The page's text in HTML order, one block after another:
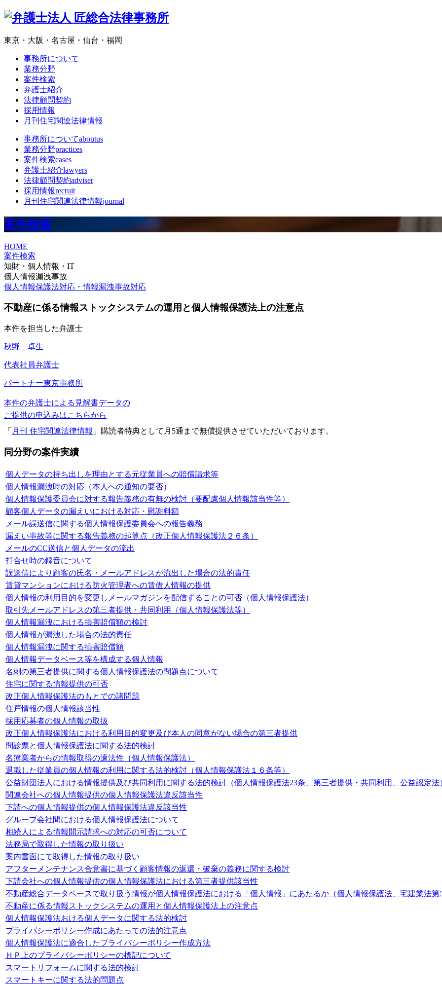
東京・大阪・名古屋・仙台・福岡
事務所について
業務分野
案件検索
弁護士紹介
法律顧問契約
採用情報
月刊住宅関連法律情報
事務所についてaboutus
業務分野practices
案件検索cases
弁護士紹介lawyers
法律顧問契約adviser
採用情報recruit
月刊住宅関連法律情報journal
案件検索
HOME
案件検索
知財・個人情報・IT
個人情報漏洩事故
個人情報保護法対応・情報漏洩事故対応
不動産に係る情報ストックシステムの運用と個人情報保護法上の注意点
本件を担当した弁護士
秋野 卓生
代表社員弁護士
パートナー東京事務所
本件の弁護士による見解書データの
ご提供の申込みはこちらから
「 月刊 住宅関連法律情報 」購読者特典として月5通まで無償提供させていただいております。
同分野の案件実績
個人データの持ち出しを理由とする元従業員への賠償請求等
個人情報漏洩時の対応（本人への通知の要否）
個人情報保護委員会に対する報告義務の有無の検討（要配慮個人情報該当性等）
顧客個人データの漏えいにおける対応・慰謝料額
メール誤送信に関する個人情報保護委員会への報告義務
漏えい事故等に関する報告義務の起算点（改正個人情報保護法２６条）
メールのCC送信と個人データの流出
打合せ時の録音について
誤送信により顧客の氏名・メールアドレスが流出した場合の法的責任
賃貸マンションにおける防火管理者への賃借人情報の提供
個人情報の利用目的を変更しメールマガジンを配信することの可否（個人情報保護法）
取引先メールアドレスの第三者提供・共同利用（個人情報保護法等）
個人情報漏洩における損害賠償額の検討
個人情報が漏洩した場合の法的責任
個人情報漏洩に関する損害賠償額
個人情報データベース等を構成する個人情報
名刺の第三者提供に関する個人情報保護法の問題点について
住宅に関する情報提供の可否
改正個人情報保護法のもとでの諸問題
住戸情報の個人情報該当性
採用応募者の個人情報の取扱
改正個人情報保護法における利用目的変更及び本人の同意がない場合の第三者提供
問診票と個人情報保護法に関する法的検討
名簿業者からの情報取得の適法性（個人情報保護法）
退職した従業員の個人情報の利用に関する法的検討（個人情報保護法１６条等）
公益財団法人における情報提供及び共同利用に関する法的検討（個人情報保護法23条、第三者提供・共同利用、公益認定法
関連会社への個人情報提供の個人情報保護法違反該当性
下請への個人情報提供の個人情報保護法違反該当性
グループ会社間における個人情報保護法について
相続人による情報開示請求への対応の可否について
法務局で取得した情報の取り扱い
案内書面にて取得した情報の取り扱い
アフターメンテナンス合意書に基づく顧客情報の返還・破棄の義務に関する検討
下請会社への個人情報提供の個人情報保護法における第三者提供該当性
不動産総合データベースで取り扱う情報が個人情報保護法における「個人情報」にあたるか（個人情報保護法、宅建業法第
不動産に係る情報ストックシステムの運用と個人情報保護法上の注意点
個人情報保護法おける個人データに関する法的検討
プライパシーポリシー作成にあたっての法的注意点
個人情報保護法に適合したプライバシーポリシー作成方法
ＨＰ上のプライバシーポリシーの標記について
スマートリフォームに関する法的検討
スマートキーに関する法的問題点